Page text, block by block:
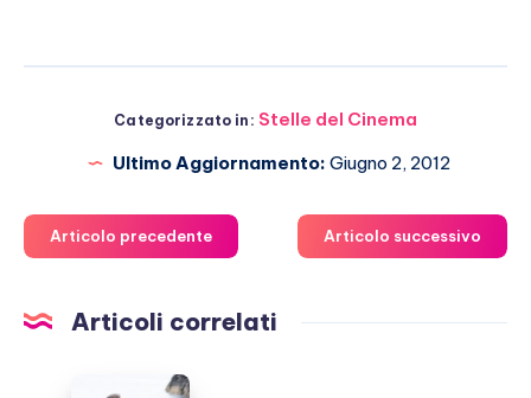
Categorizzato in: Stelle del Cinema
Ultimo Aggiornamento: Giugno 2, 2012
Articolo precedente Articolo successivo
Articoli correlati